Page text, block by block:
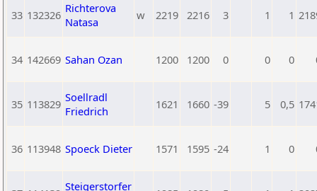
33 132326 Richterova
Natasa
w 2219 2216 3 1 1
34 142669 Sahan Ozan 1200 1200 0 0 0
35 113829 Soellradl
Friedrich
1621 1660 -39 5 0,5
36 113948 Spoeck Dieter 1571 1595 -24 1 0
Steigerstorfer